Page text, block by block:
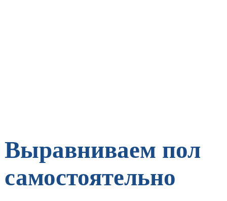
Выравниваем пол
самостоятельно